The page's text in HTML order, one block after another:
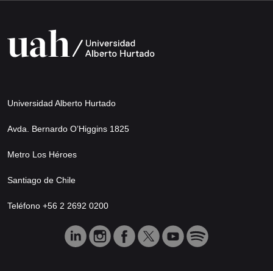
Universidad Alberto Hurtado
Avda. Bernardo O’Higgins 1825
Metro Los Héroes
Santiago de Chile
Teléfono +56 2 2692 0200